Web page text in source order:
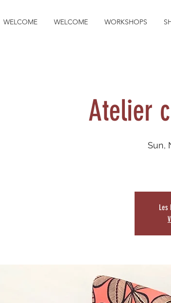
WELCOME WELCOME WORKSHOPS
Atelier
Sun,
Les